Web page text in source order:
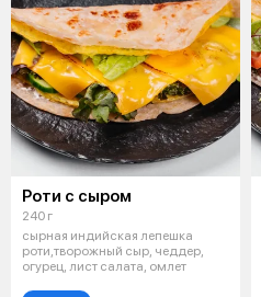
Роти с сыром
240 г
сырная индийская лепешка
роти,творожный сыр, чеддер,
огурец, лист салата, омлет